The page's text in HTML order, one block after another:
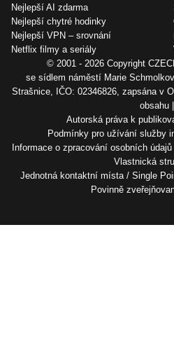
Nejlepší AI zdarma
Nejlepší chytré hodinky
Nejlepší VPN – srovnání
Netflix filmy a seriály
© 2001 - 2026 Copyright
se sídlem náměstí Marie
Strašnice, IČO: 02346826, zapsána v
obsahu
Autorská práva k
Podmínky pro užívání služby
Informace o zpracování osobních údajů
Vlastnická
Jednotná kontaktní místa / Single
Povinně